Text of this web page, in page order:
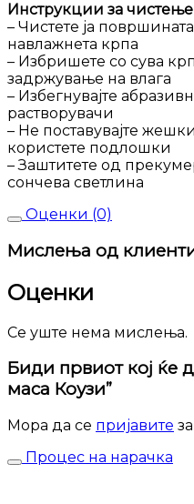
Инструкции за
– Чистете ја
навлажнета крпа
– Избришете со сува
задржување на влага
– Избегнувајте
растворувачи
– Не поставувајте
користете подлошки
– Заштитете од
сончева светлина
Оценки (0)
Мислења од
Оценки
Се уште нема мислења.
Биди првиот кој ќе
маса Коузи”
Мора да се пријавите
Процес на нарачка